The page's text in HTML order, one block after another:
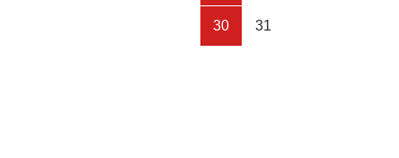
30 31